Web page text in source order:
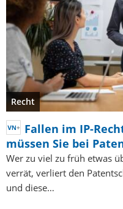
Recht
Fallen im IP-
müssen Sie bei
Wer zu viel zu früh etwas
verrät, verliert den
und diese…